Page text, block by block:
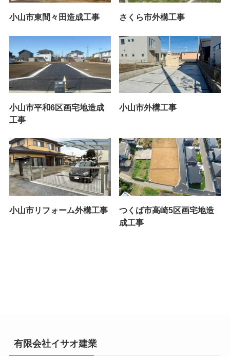
小山市東間々田造成工事 さくら市外構工事
小山市平和6区画宅地造成
工事
小山市外構工事
小山市リフォーム外構工事
つくば市高崎5区画宅地造
成工事
有限会社イサオ建業